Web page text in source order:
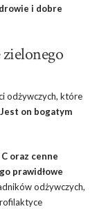
i dobre
zielonego
odżywczych, które
Jest on bogatym
oraz cenne
prawidłowe
odżywczych,